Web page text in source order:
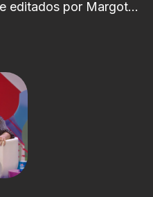
editados por Margot